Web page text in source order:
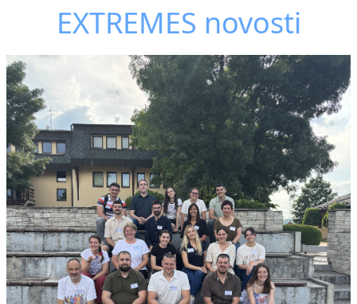
EXTREMES novosti